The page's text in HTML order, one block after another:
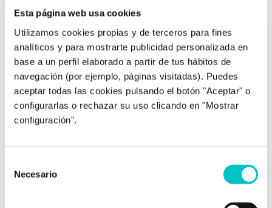
Esta página web usa cookies
Utilizamos cookies propias y de terceros para fines
analíticos y para mostrarte publicidad personalizada en
base a un perfil elaborado a partir de tus hábitos de
navegación (por ejemplo, páginas visitadas). Puedes
aceptar todas las cookies pulsando el botón "Aceptar" o
configurarlas o rechazar su uso clicando en "Mostrar
configuración".
Necesario
una falta de capacidad. Con ayuda, apoyo y
asesoramiento, se puede conseguir una vida
totalmente adaptada y funcional.
Sara López Guerra
Psicóloga Sanitaria en Zoraida Rodríguez Centro
de Psicología
Contenido supervisado por Zoraida Rodríguez,